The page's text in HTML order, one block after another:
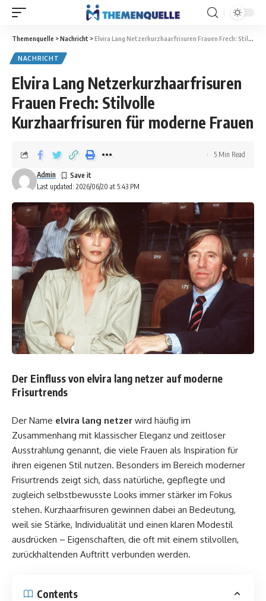
Themenquelle >Nachricht >Elvira Lang Netzerkurzhaarfrisuren Frauen Frech: Stilvolle Kurzhaarfrisuren für moderne Frauen
NACHRICHT
Elvira Lang Netzerkurzhaarfrisuren
Frauen Frech: Stilvolle
Kurzhaarfrisuren für moderne Frauen
Last updated: 2026/06/20 at 5:43 PM
Admin
5 Min Read
Der Einfluss von elvira lang netzer auf moderne
Frisurtrends
Der Name elvira lang netzer wird häufig im
Zusammenhang mit klassischer Eleganz und zeitloser
Ausstrahlung genannt, die viele Frauen als Inspiration für
ihren eigenen Stil nutzen. Besonders im Bereich moderner
Frisurtrends zeigt sich, dass natürliche, gepflegte und
zugleich selbstbewusste Looks immer stärker im Fokus
stehen. Kurzhaarfrisuren gewinnen dabei an Bedeutung,
weil sie Stärke, Individualität und einen klaren Modestil
ausdrücken – Eigenschaften, die oft mit einem stilvollen,
zurückhaltenden Auftritt verbunden werden.
Contents